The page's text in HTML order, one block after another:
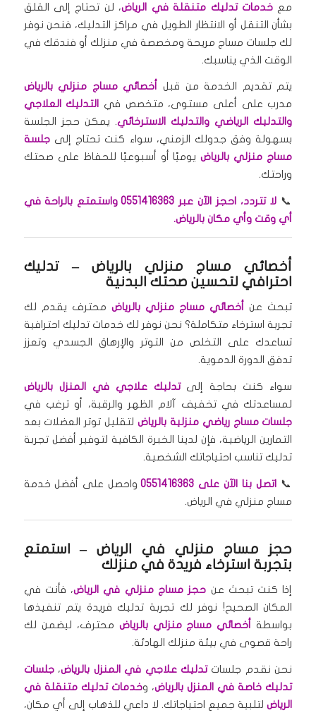
معخدمات تدليك متنقلة في الرياض، لن تحتاج إلى القلق
بشأن التنقل أو الانتظار الطويل في مراكز التدليك، فنحن نوفر
لك جلسات مساج مريحة ومخصصة في منزلك أو فندقك في
الوقت الذي يناسبك.
يتم تقديم الخدمة من قبل
أخصائي مساج منزلي بالرياض
مدرب على أعلى مستوى، متخصص في
التدليك العلاجي
والتدليك الرياضي والتدليك الاسترخائي. يمكن حجز الجلسة
بسهولة وفق جدولك الزمني، سواء كنت تحتاج إلىجلسة
مساج منزلي بالرياضيوميًا أو أسبوعيًا للحفاظ على صحتك
وراحتك.
📞
لا تتردد، احجز الآن عبر 0551416363 واستمتع بالراحة في
أي وقت وأي مكان بالرياض.
أخصائي مساج منزلي بالرياض – تدليك
احترافي لتحسين صحتك البدنية
تبحث عن أخصائي مساج منزلي بالرياض محترف يقدم لك
تجربة استرخاء متكاملة؟ نحن نوفر لك خدمات تدليك احترافية
تساعدك على التخلص من التوتر والإرهاق الجسدي وتعزز
تدفق الدورة الدموية.
سواء كنت بحاجة إلىتدليك علاجي في المنزل بالرياض
لمساعدتك في تخفيف آلام الظهر والرقبة، أو ترغب في
جلسات مساج رياضي منزلية بالرياضلتقليل توتر العضلات بعد
التمارين الرياضية، فإن لدينا الخبرة الكافية لتوفير أفضل تجربة
تدليك تناسب احتياجاتك الشخصية.
📞 اتصل بنا الآن على 0551416363
واحصل على أفضل خدمة
مساج منزلي في الرياض.
حجز مساج منزلي في الرياض– استمتع
بتجربة استرخاء فريدة في منزلك
إذا كنت تبحث عن حجز مساج منزلي في الرياض، فأنت في
المكان الصحيح! نوفر لك تجربة تدليك فريدة يتم تنفيذها
بواسطة
أخصائي مساج منزلي بالرياض محترف، ليضمن لك
راحة قصوى في بيئة منزلك الهادئة.
نحن نقدم جلساتتدليك علاجي في المنزل بالرياض،جلسات
تدليك خاصة في المنزل بالرياض، وخدمات تدليك متنقلة في
الرياضلتلبية جميع احتياجاتك. لا داعي للذهاب إلى أي مكان،